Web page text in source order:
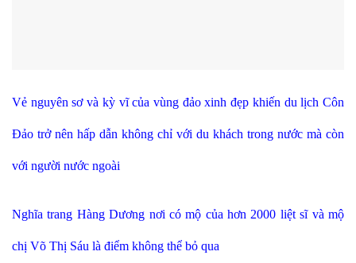
Vẻ nguyên sơ và kỳ vĩ của vùng đảo xinh đẹp khiến du lịch Côn
Đảo trở nên hấp dẫn không chỉ với du khách trong nước mà còn
với người nước ngoài
Nghĩa trang Hàng Dương nơi có mộ của hơn 2000 liệt sĩ và mộ
chị Võ Thị Sáu là điểm không thể bỏ qua